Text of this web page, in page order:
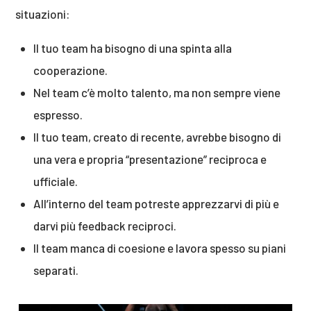
situazioni:
Il tuo team ha bisogno di una spinta alla
cooperazione.
Nel team c’è molto talento, ma non sempre viene
espresso.
Il tuo team, creato di recente, avrebbe bisogno di
una vera e propria “presentazione” reciproca e
ufficiale.
All’interno del team potreste apprezzarvi di più e
darvi più feedback reciproci.
Il team manca di coesione e lavora spesso su piani
separati.